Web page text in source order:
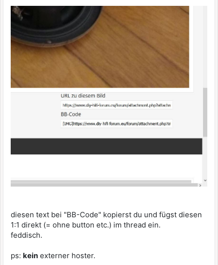
diesen text bei "BB-Code" kopierst du und fügst diesen
1:1 direkt (= ohne button etc.) im thread ein.
feddisch.
ps: kein externer hoster.